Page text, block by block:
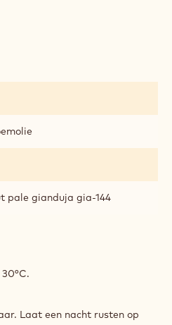
pale gianduja gia-144
Laat een nacht rusten op